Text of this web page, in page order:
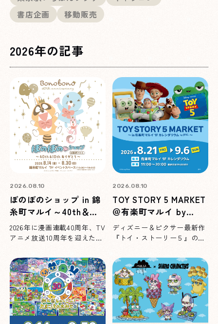
書店企画
移動販売
2026年の記事
2026.08.10
ぼのぼのショップ in 錦
糸町マルイ～40th＆
10thありがとう～
2026年に漫画連載40周年、TV
アニメ放送10周年を迎えた
SHOPが8/14(金)より錦糸町
マルイにオープン！
2026.08.10
TOY STORY 5 MARKET
＠有楽町マルイ by
marimocraft
ディズニー＆ピクサー最新作
『トイ・ストーリー５』の
限定ショップを8/21(金)より
東京・有楽町マルイにて開
催！お買い上げ特典もご用意
しています。